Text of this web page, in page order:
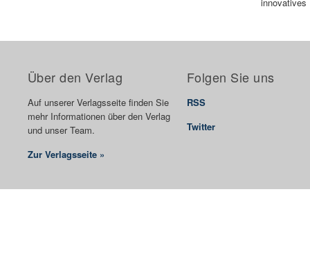
Über den Verlag
Auf unserer Verlagsseite finden Sie
mehr Informationen über den Verlag
und unser Team.
Zur Verlagsseite »
Folgen Sie uns
RSS
Twitter